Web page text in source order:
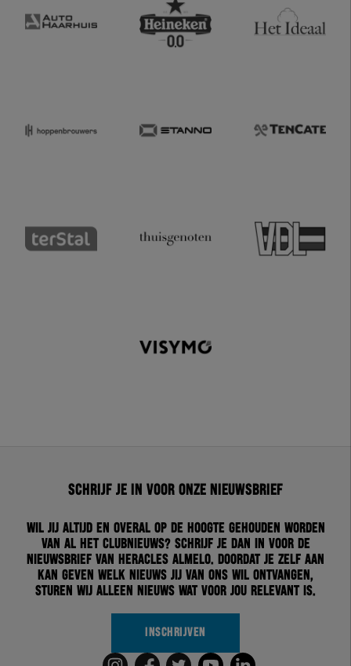
Schrijf je in voor onze nieuwsbrief
Wil jij altijd en overal op de hoogte gehouden worden
van al het clubnieuws? Schrijf je dan in voor de
nieuwsbrief van Heracles Almelo. Doordat je zelf aan
kan geven welk nieuws jij van ons wil ontvangen,
sturen wij alleen nieuws wat voor jou relevant is.
INSCHRIJVEN